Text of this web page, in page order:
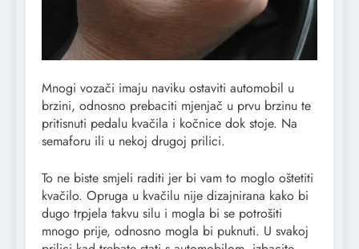
Mnogi vozači imaju naviku ostaviti automobil u
brzini, odnosno prebaciti mjenjač u prvu brzinu te
pritisnuti pedalu kvačila i kočnice dok stoje. Na
semaforu ili u nekoj drugoj prilici.
To ne biste smjeli raditi jer bi vam to moglo oštetiti
kvačilo. Opruga u kvačilu nije dizajnirana kako bi
dugo trpjela takvu silu i mogla bi se potrošiti
mnogo prije, odnosno mogla bi puknuti. U svakoj